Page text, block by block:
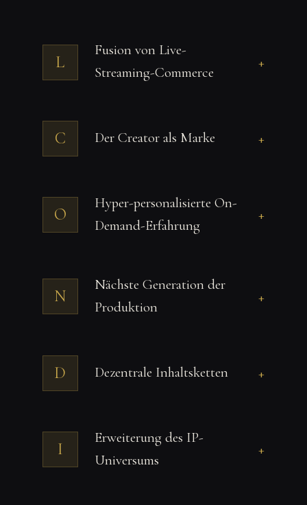
L
Fusion von Live-
Streaming-Commerce
+
C Der Creator als Marke +
O
Hyper-personalisierte On-
Demand-Erfahrung
+
N
Nächste Generation der
Produktion
+
D Dezentrale Inhaltsketten +
I
Erweiterung des IP-
Universums
+